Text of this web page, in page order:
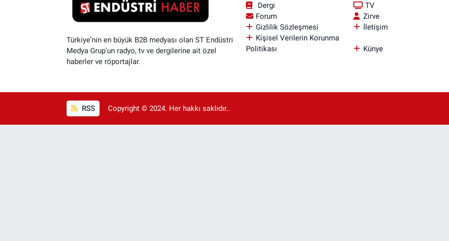
Türkiye'nin en büyük B2B medyası olan ST Endüstri
Medya Grup'un radyo, tv ve dergilerine ait özel
haberler ve röportajlar.
Dergi
TV
Forum
Zirve
Gizlilik Sözleşmesi
İletişim
Kişisel Verilerin Korunma
Politikası
Künye
RSS Copyright © 2024. Her hakkı saklıdır..